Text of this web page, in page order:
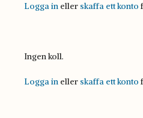
Logga in eller skaffa ett konto
Ingen koll.
Logga in eller skaffa ett konto